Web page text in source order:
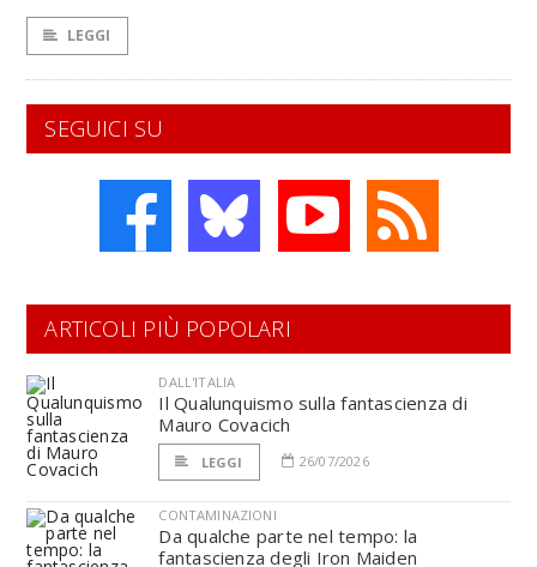
LEGGI
SEGUICI SU
ARTICOLI PIÙ POPOLARI
DALL'ITALIA
Il Qualunquismo sulla fantascienza di
Mauro Covacich
LEGGI 26/07/2026
CONTAMINAZIONI
Da qualche parte nel tempo: la
fantascienza degli Iron Maiden